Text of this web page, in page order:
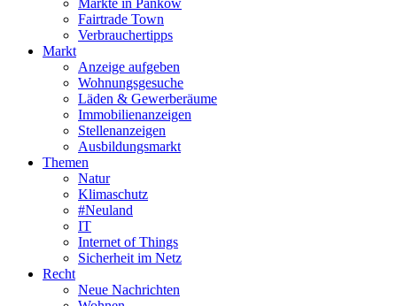
Märkte in Pankow
Fairtrade Town
Verbrauchertipps
Markt
Anzeige aufgeben
Wohnungsgesuche
Läden & Gewerberäume
Immobilienanzeigen
Stellenanzeigen
Ausbildungsmarkt
Themen
Natur
Klimaschutz
#Neuland
IT
Internet of Things
Sicherheit im Netz
Recht
Neue Nachrichten